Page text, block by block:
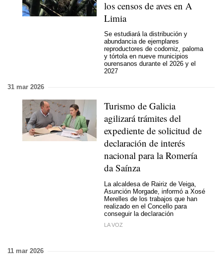
los censos de aves en A
Limia
Se estudiará la distribución y
abundancia de ejemplares
reproductores de codorniz, paloma
y tórtola en nueve municipios
ourensanos durante el 2026 y el
2027
31 mar 2026
Turismo de Galicia
agilizará trámites del
expediente de solicitud de
declaración de interés
nacional para la Romería
da Saínza
La alcaldesa de Rairiz de Veiga,
Asunción Morgade, informó a Xosé
Merelles de los trabajos que han
realizado en el Concello para
conseguir la declaración
LA VOZ
11 mar 2026